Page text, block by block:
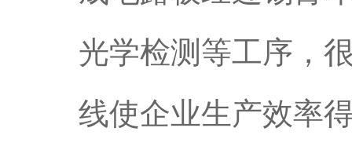
光学检测等工序，
线使企业生产效率